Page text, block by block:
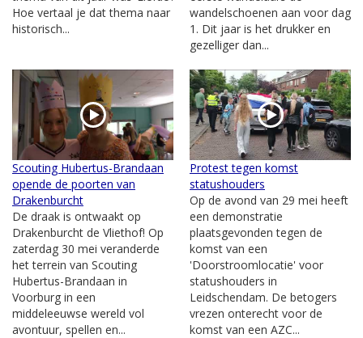
Hoe vertaal je dat thema naar
historisch...
wandelschoenen aan voor dag
1. Dit jaar is het drukker en
gezelliger dan...
Scouting Hubertus-Brandaan
opende de poorten van
Drakenburcht
De draak is ontwaakt op
Drakenburcht de Vliethof! Op
zaterdag 30 mei veranderde
het terrein van Scouting
Hubertus-Brandaan in
Voorburg in een
middeleeuwse wereld vol
avontuur, spellen en...
Protest tegen komst
statushouders
Op de avond van 29 mei heeft
een demonstratie
plaatsgevonden tegen de
komst van een
'Doorstroomlocatie' voor
statushouders in
Leidschendam. De betogers
vrezen onterecht voor de
komst van een AZC...